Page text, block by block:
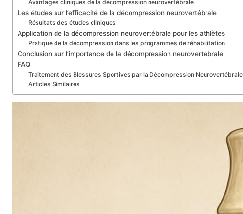
Avantages cliniques de la décompression neurovertébrale
Les études sur l’efficacité de la décompression neurovertébrale
Résultats des études cliniques
Application de la décompression neurovertébrale pour les athlètes
Pratique de la décompression dans les programmes de réhabilitation
Conclusion sur l’importance de la décompression neurovertébrale
FAQ
Traitement des Blessures Sportives par la Décompression Neurovertébrale
Articles Similaires